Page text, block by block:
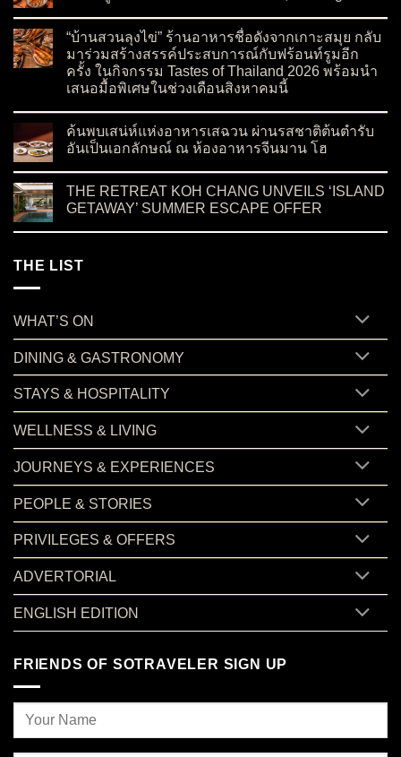
“บ้านสวนลุงไข่” ร้านอาหารชื่อดังจากเกาะสมุย กลับ
มาร่วมสร้างสรรค์ประสบการณ์กับฟร้อนท์รูมอีก
ครั้ง ในกิจกรรม Tastes of Thailand 2026 พร้อมนำ
เสนอมื้อพิเศษในช่วงเดือนสิงหาคมนี้
ค้นพบเสน่ห์แห่งอาหารเสฉวน ผ่านรสชาติต้นตำรับ
อันเป็นเอกลักษณ์ ณ ห้องอาหารจีนมาน โฮ
THE RETREAT KOH CHANG UNVEILS ‘ISLAND
GETAWAY’ SUMMER ESCAPE OFFER
THE LIST
WHAT’S ON
DINING & GASTRONOMY
STAYS & HOSPITALITY
WELLNESS & LIVING
JOURNEYS & EXPERIENCES
PEOPLE & STORIES
PRIVILEGES & OFFERS
ADVERTORIAL
ENGLISH EDITION
FRIENDS OF SOTRAVELER SIGN UP